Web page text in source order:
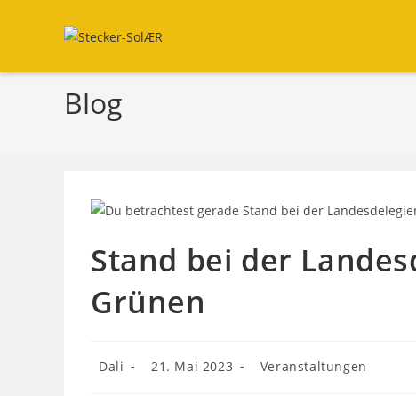
Blog
Stand bei der
Grünen
Beitrags-
Dali
Beitrag
21. Mai 2023
Beitrags-
Veranstaltungen